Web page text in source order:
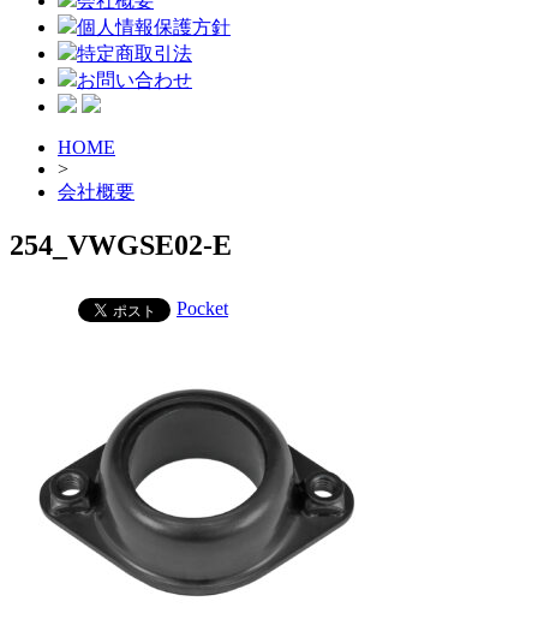
個人情報保護方針
特定商取引法
お問い合わせ
HOME
>
会社概要
254_VWGSE02-E
Pocket